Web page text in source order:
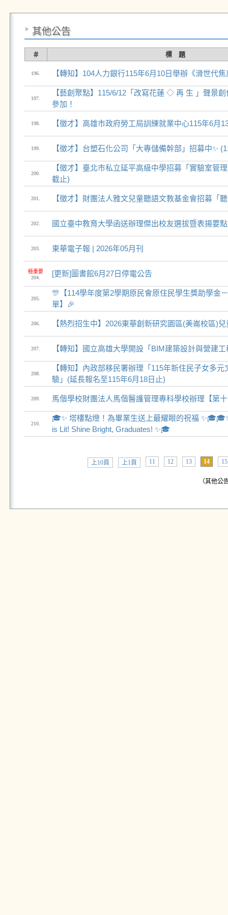
其他公告
＃ 標 題
196. 【轉知】104人力銀行115年6月10日舉辦《滑世代
197.
【藝創聚點】115/6/12「改寫花蓮 ◇ 再 生 」聲景
參加！
198. 【徵才】高雄市政府勞工局訓練就業中心115年6月
199. 【徵才】台塑石化公司「大專儲備幹部」招募中✨
200.
【徵才】臺北市私立延平高級中學招募「實驗室管
截止)
201. 【徵才】財團法人雅文兒童聽語文教基金會招募「
202. 國立臺中教育大學函送辦理傑出校友選拔暨表揚要
203. 東華電子報 | 2026年05月刊
極重要
204.
[更新]圖書館6月27日停電公告
205.
🎊【114學年度第2學期原民會原住民學生獎助學金
單】🎉
206. 【熱烈招生中】2026東華創新研究園區(美崙校區)
207. 【轉知】國立高雄大學開設「BIM建築設計與營建
208.
【轉知】內政部移民署辦理「115年新住民子女多
驗」(延長報名至115年6月18日止)
209. 馬偕學校財團法人馬偕醫護管理專科學校辦理【第
210.
🎓✨ 塔樓點燈！為畢業生送上最耀眼的祝福
is Lit! Shine Bright, Graduates! ✨🎓
上10頁 上1頁 11 12 13 14 15
（其他公